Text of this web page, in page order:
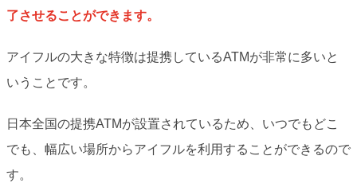
了させることができます。
アイフルの大きな特徴は提携しているATMが非常に多いと
いうことです。
日本全国の提携ATMが設置されているため、いつでもどこ
でも、幅広い場所からアイフルを利用することができるので
す。